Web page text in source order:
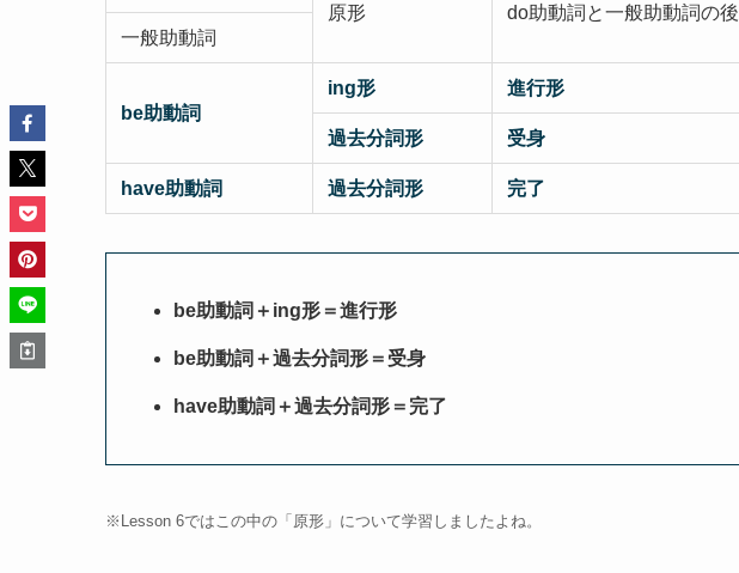
原形
do助動詞と一般助動詞の後
一般助動詞
be助動詞
ing形 進行形
過去分詞形 受身
have助動詞 過去分詞形 完了
be助動詞＋ing形＝進行形
be助動詞＋過去分詞形＝受身
have助動詞＋過去分詞形＝完了
※Lesson 6ではこの中の「原形」について学習しましたよね。